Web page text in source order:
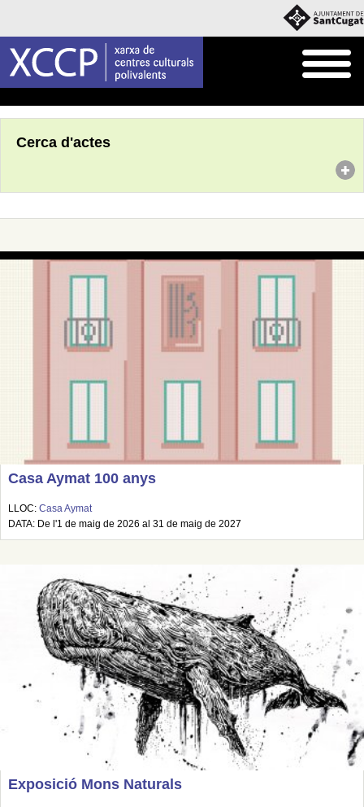
Cerca d'actes
Casa Aymat 100 anys
LLOC: Casa Aymat
DATA: De l'1 de maig de 2026 al 31 de maig de 2027
Exposició Mons Naturals